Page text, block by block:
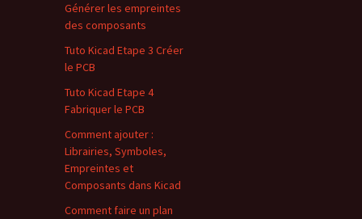
Générer les empreintes
des composants
Tuto Kicad Etape 3 Créer
le PCB
Tuto Kicad Etape 4
Fabriquer le PCB
Comment ajouter :
Librairies, Symboles,
Empreintes et
Composants dans Kicad
Comment faire un plan